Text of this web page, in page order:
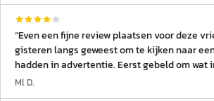
“Even een fijne review plaatsen voor deze
gisteren langs geweest om te kijken naar een auto die we gezien
hadden in advertentie. Eerst gebeld om wat
de auto en gevraagd wat we voor onze inruil
Ml D.